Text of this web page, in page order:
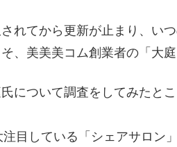
れてから更新が止まり、い
、美美美コム創業者の「大庭
について調査をしてみたとこ
注目している「シェアサロン